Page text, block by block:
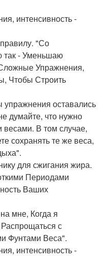
интенсивность -
"Со
- Уменьшаю
Упражнения,
Чтобы Строить
оставались
думайте, что нужно
весами. В том случае,
сохранять те же веса,
для сжигания жира.
Периодами
Ваших
мне, Когда я
с
Фунтами Веса".
интенсивность -